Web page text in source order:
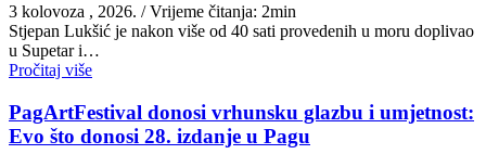
3 kolovoza , 2026. / Vrijeme čitanja: 2min
St​jepan Lukšić je nakon više od 40 sati provedenih u moru doplivao
u Supetar i…
Pročitaj više
PagArtFestival donosi vrhunsku glazbu i umjetnost:
Evo što donosi 28. izdanje u Pagu